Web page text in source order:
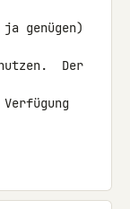
ja genügen)
Der